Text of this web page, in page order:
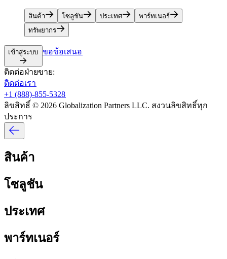
สินค้า​​ โซลูชัน​​ ประเทศ​​
พาร์ทเนอร์​​
ทรัพยากร​​
เข้าสู่ระบบ​​ ขอข้อเสนอ​​
ติดต่อฝ่ายขาย:​​
ติดต่อเรา​​
+1 (888)-855-5328​​
ลิขสิทธิ์ © 2026 Globalization Partners LLC. สงวนลิขสิทธิ์ทุก
ประการ​​
สินค้า​​
โซลูชัน​​
ประเทศ​​
พาร์ทเนอร์​​